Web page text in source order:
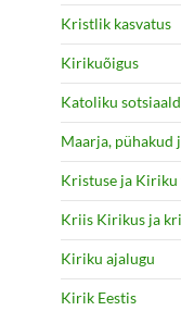
Kristlik kasvatus
Kirikuõigus
Katoliku
Maarja, pühakud
Kristuse ja Kiriku
Kriis Kirikus ja
Kiriku ajalugu
Kirik Eestis